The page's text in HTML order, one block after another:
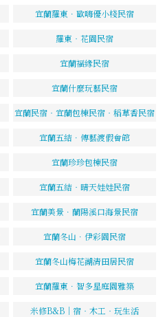
宜蘭羅東．歐嗨優小棧民宿
羅東‧花園民宿
宜蘭福緣民宿
宜蘭什麼玩藝民宿
宜蘭民宿‧宜蘭包棟民宿‧稻草香民宿
宜蘭五結．傳藝渡假會館
宜蘭珍珍包棟民宿
宜蘭五結‧晴天娃娃民宿
宜蘭美景．蘭陽溪口海景民宿
宜蘭冬山．伊彩園民宿
宜蘭冬山梅花湖清田居民宿
宜蘭羅東．智多星庭園雅築
米修B&B｜宿‧木工‧玩生活